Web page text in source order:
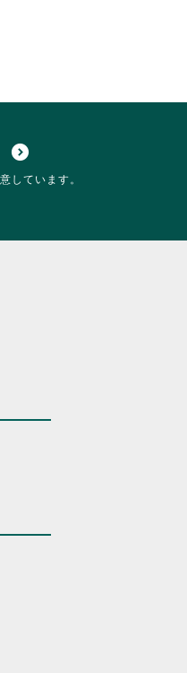
expand_circle_down
しています。